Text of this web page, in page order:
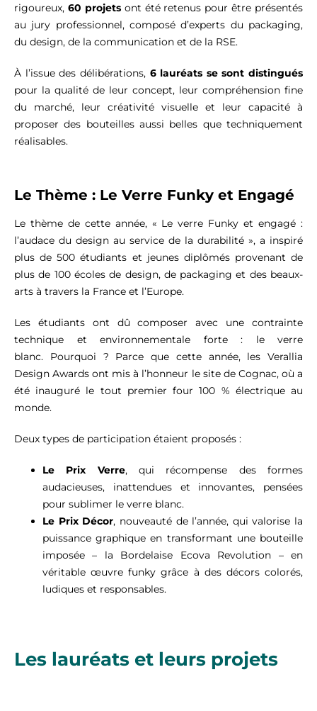
rigoureux, 60 projetsont été retenus pour être présentés
au jury professionnel, composé d’experts du packaging,
du design, de la communication et de la RSE.
À l’issue des délibérations,6 lauréats se sont distingués
pour la qualité de leur concept, leur compréhension fine
du marché, leur créativité visuelle et leur capacité à
proposer des bouteilles aussi belles que techniquement
réalisables.
Le Thème : Le Verre Funky et Engagé
Le thème de cette année, « Le verre Funky et engagé :
l’audace du design au service de la durabilité », a inspiré
plus de 500 étudiants et jeunes diplômés provenant de
plus de 100 écoles de design, de packaging et des beaux-
arts à travers la France et l’Europe.
Les étudiants ont dû composer avec une contrainte
technique et environnementale forte : le verre
blanc. Pourquoi ? Parce que cette année, les Verallia
Design Awards ont mis à l’honneur le site de Cognac, où a
été inauguré le tout premier four 100 % électrique au
monde.
Deux types de participation étaient proposés :
Le Prix Verre, qui récompense des formes
audacieuses, inattendues et innovantes, pensées
pour sublimer le verre blanc.
Le Prix Décor, nouveauté de l’année, qui valorise la
puissance graphique en transformant une bouteille
imposée – la Bordelaise Ecova Revolution – en
véritable œuvre funky grâce à des décors colorés,
ludiques et responsables.
Les lauréats et leurs projets